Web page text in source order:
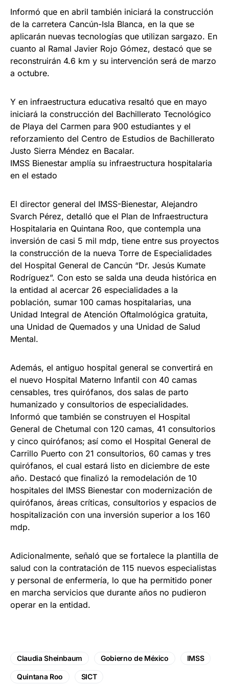
Informó que en abril también iniciará la construcción
de la carretera Cancún-Isla Blanca, en la que se
aplicarán nuevas tecnologías que utilizan sargazo. En
cuanto al Ramal Javier Rojo Gómez, destacó que se
reconstruirán 4.6 km y su intervención será de marzo
a octubre.
Y en infraestructura educativa resaltó que en mayo
iniciará la construcción del Bachillerato Tecnológico
de Playa del Carmen para 900 estudiantes y el
reforzamiento del Centro de Estudios de Bachillerato
Justo Sierra Méndez en Bacalar.
IMSS Bienestar amplía su infraestructura hospitalaria
en el estado
El director general del IMSS-Bienestar, Alejandro
Svarch Pérez, detalló que el Plan de Infraestructura
Hospitalaria en Quintana Roo, que contempla una
inversión de casi 5 mil mdp, tiene entre sus proyectos
la construcción de la nueva Torre de Especialidades
del Hospital General de Cancún “Dr. Jesús Kumate
Rodríguez”. Con esto se salda una deuda histórica en
la entidad al acercar 26 especialidades a la
población, sumar 100 camas hospitalarias, una
Unidad Integral de Atención Oftalmológica gratuita,
una Unidad de Quemados y una Unidad de Salud
Mental.
Además, el antiguo hospital general se convertirá en
el nuevo Hospital Materno Infantil con 40 camas
censables, tres quirófanos, dos salas de parto
humanizado y consultorios de especialidades.
Informó que también se construyen el Hospital
General de Chetumal con 120 camas, 41 consultorios
y cinco quirófanos; así como el Hospital General de
Carrillo Puerto con 21 consultorios, 60 camas y tres
quirófanos, el cual estará listo en diciembre de este
año. Destacó que finalizó la remodelación de 10
hospitales del IMSS Bienestar con modernización de
quirófanos, áreas críticas, consultorios y espacios de
hospitalización con una inversión superior a los 160
mdp.
Adicionalmente, señaló que se fortalece la plantilla de
salud con la contratación de 115 nuevos especialistas
y personal de enfermería, lo que ha permitido poner
en marcha servicios que durante años no pudieron
operar en la entidad.
Claudia Sheinbaum Gobierno de México IMSS
Quintana Roo SICT